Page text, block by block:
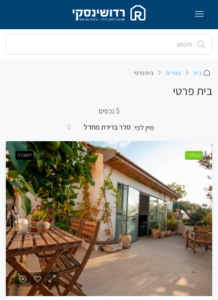
בית מגורים בית פרטי
בית פרטי
5 נכסים
מיין לפי: סדר ברירת מחדל
מומלץ ! להשכרה